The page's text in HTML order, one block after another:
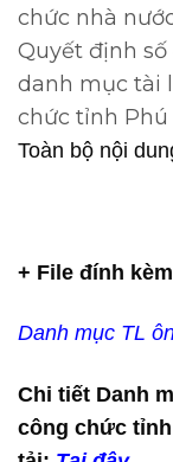
chức nhà
Quyết định
danh mục tài
chức tỉnh Phú
Toàn bộ nội
+ File đính kèm
Danh mục TL
Chi tiết Danh
công chức tỉnh